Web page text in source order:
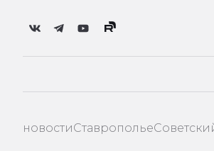
новостиСтаврополье